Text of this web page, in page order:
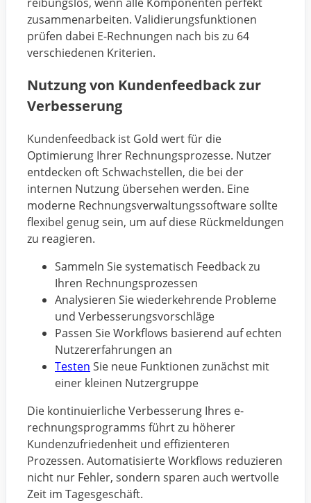
zusammenarbeiten. Validierungsfunktionen
prüfen dabei E-Rechnungen nach bis zu 64
verschiedenen Kriterien.
Nutzung von Kundenfeedback zur
Verbesserung
Kundenfeedback ist Gold wert für die
Optimierung Ihrer Rechnungsprozesse. Nutzer
entdecken oft Schwachstellen, die bei der
internen Nutzung übersehen werden. Eine
moderne Rechnungsverwaltungssoftware sollte
flexibel genug sein, um auf diese Rückmeldungen
zu reagieren.
Sammeln Sie systematisch Feedback zu
Ihren Rechnungsprozessen
Analysieren Sie wiederkehrende Probleme
und Verbesserungsvorschläge
Passen Sie Workflows basierend auf echten
Nutzererfahrungen an
Testen Sie neue Funktionen zunächst mit
einer kleinen Nutzergruppe
Die kontinuierliche Verbesserung Ihres e-
rechnungsprogramms führt zu höherer
Kundenzufriedenheit und effizienteren
Prozessen. Automatisierte Workflows reduzieren
nicht nur Fehler, sondern sparen auch wertvolle
Zeit im Tagesgeschäft.